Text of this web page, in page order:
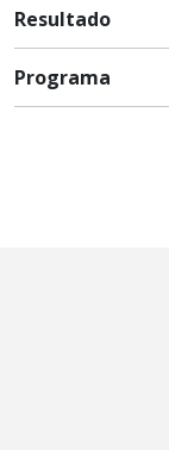
Resultado
Programa